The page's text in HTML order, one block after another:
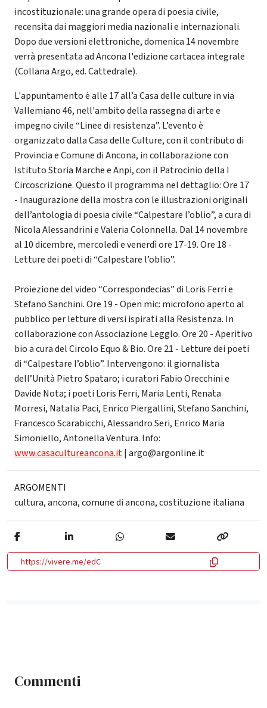
incostituzionale: una grande opera di poesia civile,
recensita dai maggiori media nazionali e internazionali.
Dopo due versioni elettroniche, domenica 14 novembre
verrà presentata ad Ancona l'edizione cartacea integrale
(Collana Argo, ed. Cattedrale).
L'appuntamento è alle 17 all’a Casa delle culture in via
Vallemiano 46, nell'ambito della rassegna di arte e
impegno civile “Linee di resistenza”. L’evento è
organizzato dalla Casa delle Culture, con il contributo di
Provincia e Comune di Ancona, in collaborazione con
Istituto Storia Marche e Anpi, con il Patrocinio della I
Circoscrizione. Questo il programma nel dettaglio: Ore 17
- Inaugurazione della mostra con le illustrazioni originali
dell’antologia di poesia civile “Calpestare l’oblio”, a cura di
Nicola Alessandrini e Valeria Colonnella. Dal 14 novembre
al 10 dicembre, mercoledì e venerdì ore 17-19. Ore 18 -
Letture dei poeti di “Calpestare l’oblio”.
Proiezione del video “Correspondecias” di Loris Ferri e
Stefano Sanchini. Ore 19 - Open mic: microfono aperto al
pubblico per letture di versi ispirati alla Resistenza. In
collaborazione con Associazione LeggIo. Ore 20 - Aperitivo
bio a cura del Circolo Equo & Bio. Ore 21 - Letture dei poeti
di “Calpestare l’oblio”. Intervengono: il giornalista
dell’Unità Pietro Spataro; i curatori Fabio Orecchini e
Davide Nota; i poeti Loris Ferri, Maria Lenti, Renata
Morresi, Natalia Paci, Enrico Piergallini, Stefano Sanchini,
Francesco Scarabicchi, Alessandro Seri, Enrico Maria
Simoniello, Antonella Ventura. Info:
www.casacultureancona.it| argo@argonline.it
ARGOMENTI
cultura,ancona,comune di ancona,costituzione italiana
https://vivere.me/edC
Commenti